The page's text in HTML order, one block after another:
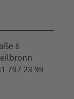
6
797 23 99